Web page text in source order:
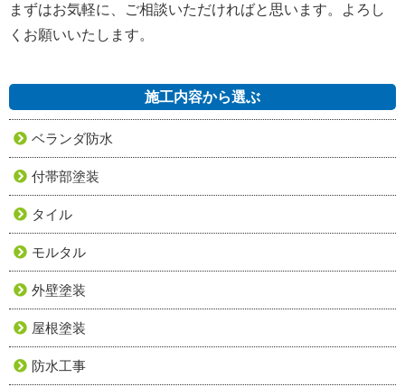
まずはお気軽に、ご相談いただければと思います。よろし
くお願いいたします。
施工内容から選ぶ
ベランダ防水
付帯部塗装
タイル
モルタル
外壁塗装
屋根塗装
防水工事